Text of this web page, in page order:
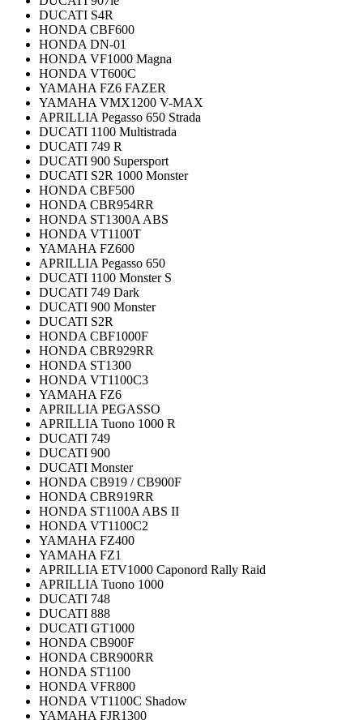
DUCATI S4R
HONDA CBF600
HONDA DN-01
HONDA VF1000 Magna
HONDA VT600C
YAMAHA FZ6 FAZER
YAMAHA VMX1200 V-MAX
APRILLIA Pegasso 650 Strada
DUCATI 1100 Multistrada
DUCATI 749 R
DUCATI 900 Supersport
DUCATI S2R 1000 Monster
HONDA CBF500
HONDA CBR954RR
HONDA ST1300A ABS
HONDA VT1100T
YAMAHA FZ600
APRILLIA Pegasso 650
DUCATI 1100 Monster S
DUCATI 749 Dark
DUCATI 900 Monster
DUCATI S2R
HONDA CBF1000F
HONDA CBR929RR
HONDA ST1300
HONDA VT1100C3
YAMAHA FZ6
APRILLIA PEGASSO
APRILLIA Tuono 1000 R
DUCATI 749
DUCATI 900
DUCATI Monster
HONDA CB919 / CB900F
HONDA CBR919RR
HONDA ST1100A ABS II
HONDA VT1100C2
YAMAHA FZ400
YAMAHA FZ1
APRILLIA ETV1000 Caponord Rally Raid
APRILLIA Tuono 1000
DUCATI 748
DUCATI 888
DUCATI GT1000
HONDA CB900F
HONDA CBR900RR
HONDA ST1100
HONDA VFR800
HONDA VT1100C Shadow
YAMAHA FJR1300